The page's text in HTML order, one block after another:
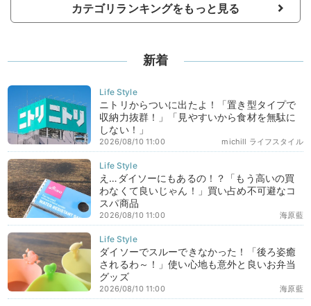
カテゴリランキングをもっと見る
新着
ニトリからついに出たよ！「置き型タイプで
収納力抜群！」「見やすいから食材を無駄に
しない！」
michill ライフスタイル
2026/08/10 11:00
え…ダイソーにもあるの！？「もう高いの買
わなくて良いじゃん！」買い占め不可避なコ
スパ商品
海原藍
2026/08/10 11:00
ダイソーでスルーできなかった！「後ろ姿癒
されるわ～！」使い心地も意外と良いお弁当
グッズ
海原藍
2026/08/10 11:00